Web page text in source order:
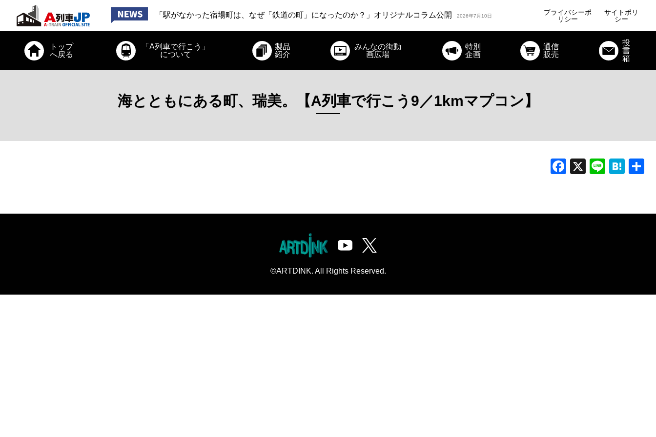
「駅がなかった宿場町は、なぜ「鉄道の町」になったのか？」オリジナルコラム公開 2026年7月10日
「お出かけ、小田急電鉄 ～22世紀・江戸時代・爆発・そしてロマンスカー～」オリジナルコラム公開
「お出かけ、道南いさりび鉄道 ～あえて新幹線から降りてみる旅～」オリジナルコラム公開
プライバシーポ
リシー
サイトポリ
シー
トップ
へ戻る
「A列車で行こう」
について
製品
紹介
みんなの街動
画広場
特別
企画
通信
販売
投
書
箱
海とともにある町、瑞美。【A列車で行こう9／1kmマプコン】
Facebook
X Line
©ARTDINK. All Rights Reserved.